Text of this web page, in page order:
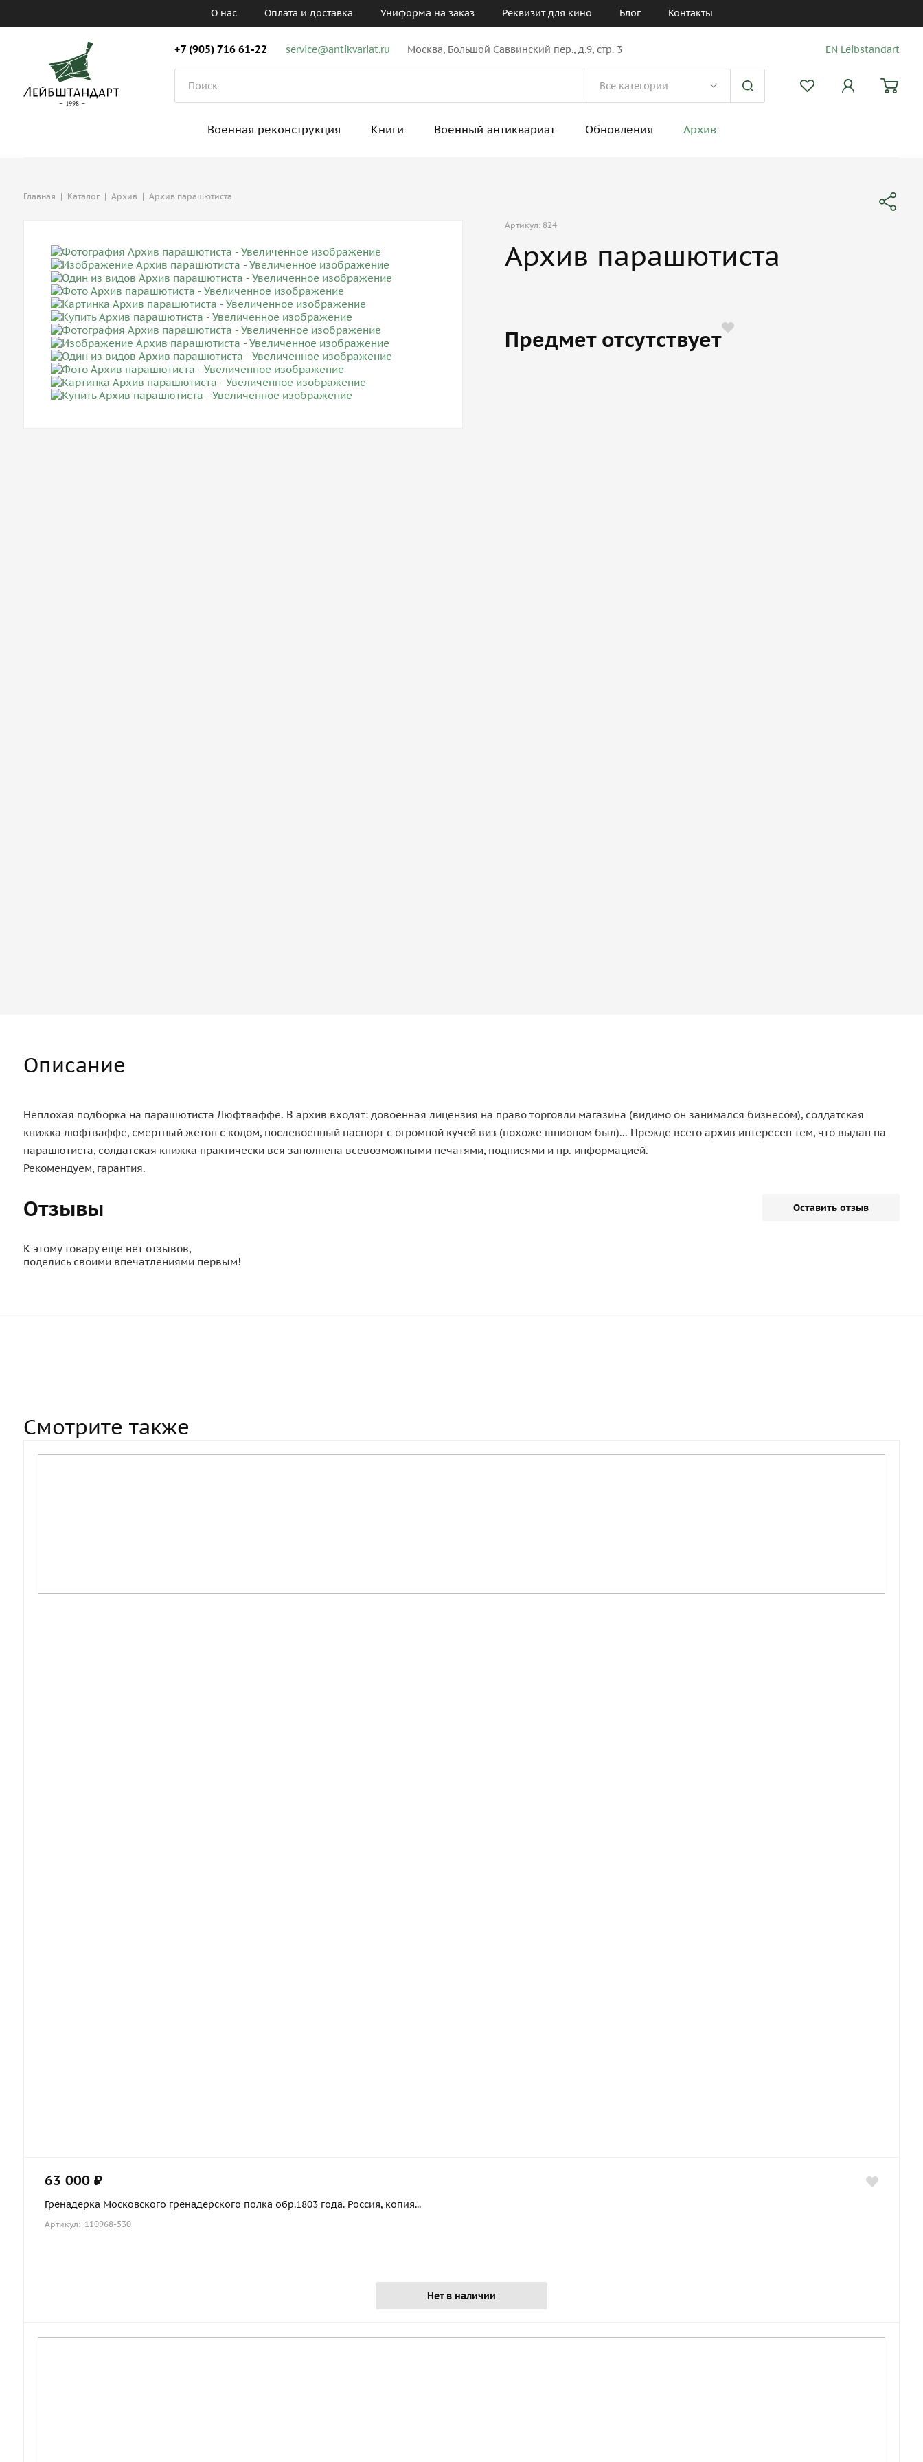
О нас Оплата и доставка Униформа на заказ Реквизит для кино Блог Контакты
+7 (905) 716 61-22 service@antikvariat.ru Москва, Большой Саввинский пер., д.9, стр. 3 EN Leibstandart
Военная реконструкция Книги Военный антиквариат Обновления Архив
Главная | Каталог | Архив | Архив парашютиста
Артикул: 824
Архив парашютиста
Предмет отсутствует
Описание
Неплохая подборка на парашютиста Люфтваффе. В архив входят: довоенная лицензия на право торговли магазина (видимо он занимался бизнесом), солдатская
книжка люфтваффе, смертный жетон с кодом, послевоенный паспорт с огромной кучей виз (похоже шпионом был)... Прежде всего архив интересен тем, что выдан на
парашютиста, солдатская книжка практически вся заполнена всевозможными печатями, подписями и пр. информацией.
Рекомендуем, гарантия.
Отзывы Оставить отзыв
К этому товару еще нет отзывов,
поделись своими впечатлениями первым!
Смотрите также
63 000 ₽
Гренадерка Московского гренадерского полка обр.1803 года. Россия, копия...
Артикул: 110968-530
Нет в наличии